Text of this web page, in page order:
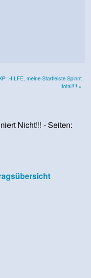
HILFE, meine Startleiste Spinnt
total!!!! »
Nicht!!! - Seiten: